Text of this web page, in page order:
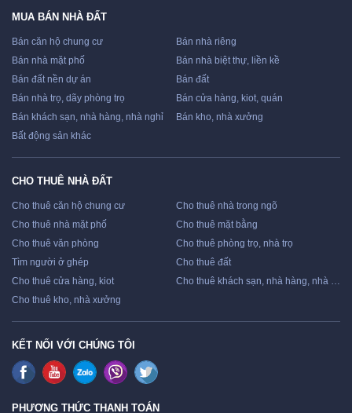
MUA BÁN NHÀ ĐẤT
Bán căn hộ chung cư
Bán nhà riêng
Bán nhà mặt phố
Bán nhà biệt thự, liền kề
Bán đất nền dự án
Bán đất
Bán nhà trọ, dãy phòng trọ
Bán cửa hàng, kiot, quán
Bán khách sạn, nhà hàng, nhà nghỉ
Bán kho, nhà xưởng
Bất động sản khác
CHO THUÊ NHÀ ĐẤT
Cho thuê căn hộ chung cư
Cho thuê nhà trong ngõ
Cho thuê nhà mặt phố
Cho thuê mặt bằng
Cho thuê văn phòng
Cho thuê phòng trọ, nhà trọ
Tìm người ở ghép
Cho thuê đất
Cho thuê cửa hàng, kiot
Cho thuê khách sạn, nhà hàng, nhà nghỉ
Cho thuê kho, nhà xưởng
KẾT NỐI VỚI CHÚNG TÔI
PHƯƠNG THỨC THANH TOÁN